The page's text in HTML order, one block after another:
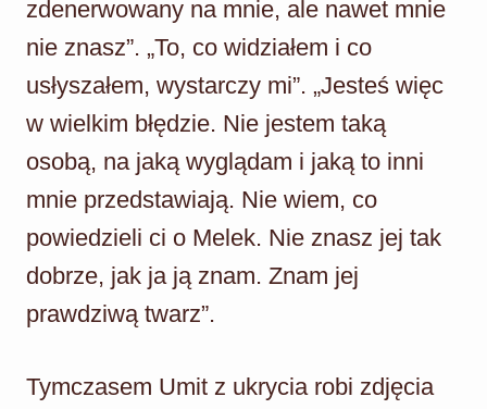
zdenerwowany na mnie, ale nawet mnie
nie znasz”. „To, co widziałem i co
usłyszałem, wystarczy mi”. „Jesteś więc
w wielkim błędzie. Nie jestem taką
osobą, na jaką wyglądam i jaką to inni
mnie przedstawiają. Nie wiem, co
powiedzieli ci o Melek. Nie znasz jej tak
dobrze, jak ja ją znam. Znam jej
prawdziwą twarz”.
Tymczasem Umit z ukrycia robi zdjęcia